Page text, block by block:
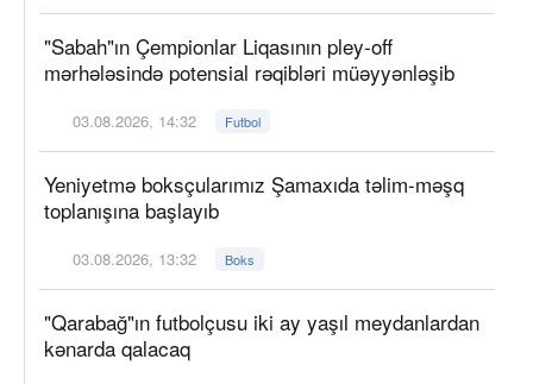
"Sabah"ın Çempionlar Liqasının pley-off
mərhələsində potensial rəqibləri müəyyənləşib
03.08.2026, 14:32 Futbol
Yeniyetmə boksçularımız Şamaxıda təlim-məşq
toplanışına başlayıb
03.08.2026, 13:32 Boks
"Qarabağ"ın futbolçusu iki ay yaşıl meydanlardan
kənarda qalacaq